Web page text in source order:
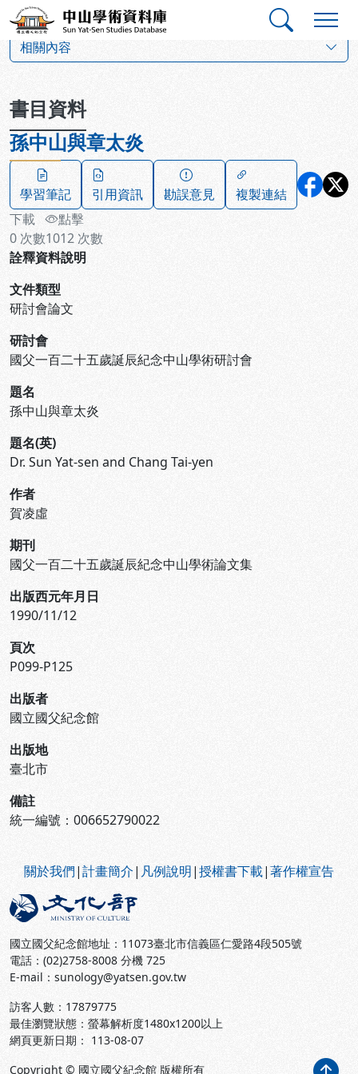
跳到主要內容
中山學術資料庫
相關內容
書目資料
孫中山與章太炎
學習筆記 引用資訊 勘誤意見
複製連結
下載
0 次數
點擊
1012 次數
詮釋資料說明
文件類型
研討會論文
研討會
國父一百二十五歲誕辰紀念中山學術研討會
題名
孫中山與章太炎
題名(英)
Dr. Sun Yat-sen and Chang Tai-yen
作者
賀凌虛
期刊
國父一百二十五歲誕辰紀念中山學術論文集
出版西元年月日
1990/11/12
頁次
P099-P125
出版者
國立國父紀念館
出版地
臺北市
備註
統一編號：006652790022
關於我們|計畫簡介| 凡例說明|授權書下載|著作權宣告
國立國父紀念館地址：11073臺北市信義區仁愛路4段505號
電話：(02)2758-8008 分機 725
E-mail：sunology@yatsen.gov.tw
訪客人數： 17879775
最佳瀏覽狀態：螢幕解析度1480x1200以上
網頁更新日期： 113-08-07
Copyright © 國立國父紀念館 版權所有